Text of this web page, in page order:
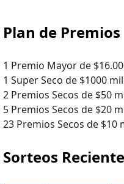
Plan de Premios
1 Premio Mayor de
1 Super Seco de $1000
2 Premios Secos de $50
5 Premios Secos de $20
23 Premios Secos de $10
Sorteos